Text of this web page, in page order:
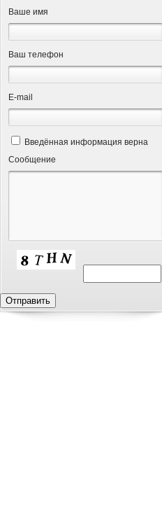
Ваше имя
Ваш телефон
Е-mail
Введённая информация верна
Сообщение